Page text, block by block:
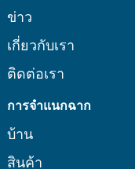
ข่าว
เกี่ยวกับเรา
ติดต่อเรา
การจำแนกฉาก
บ้าน
สินค้า